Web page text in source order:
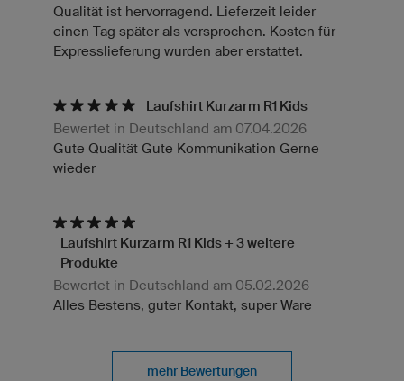
Qualität ist hervorragend. Lieferzeit leider
einen Tag später als versprochen. Kosten für
Expresslieferung wurden aber erstattet.
Laufshirt Kurzarm R1 Kids
Bewertet in Deutschland am 07.04.2026
Gute Qualität Gute Kommunikation Gerne
wieder
Laufshirt Kurzarm R1 Kids + 3 weitere
Produkte
Bewertet in Deutschland am 05.02.2026
Alles Bestens, guter Kontakt, super Ware
mehr Bewertungen